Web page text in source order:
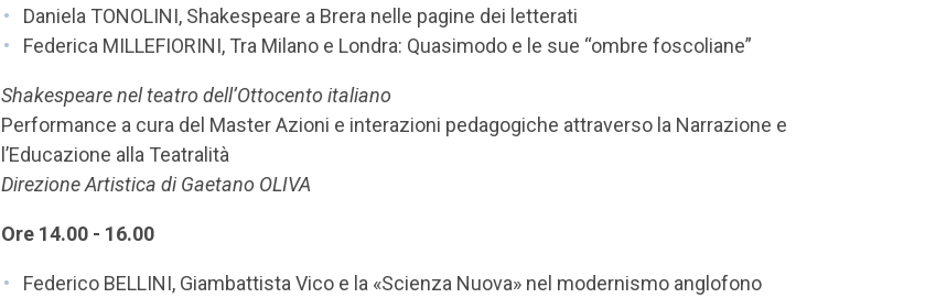
Daniela TONOLINI, Shakespeare a Brera nelle pagine dei letterati
Federica MILLEFIORINI, Tra Milano e Londra: Quasimodo e le sue “ombre foscoliane”
Shakespeare nel teatro dell’Ottocento italiano
Performance a cura del Master Azioni e interazioni pedagogiche attraverso la Narrazione e
l’Educazione alla Teatralità
Direzione Artistica di Gaetano OLIVA
Ore 14.00 - 16.00
Federico BELLINI, Giambattista Vico e la «Scienza Nuova» nel modernismo anglofono